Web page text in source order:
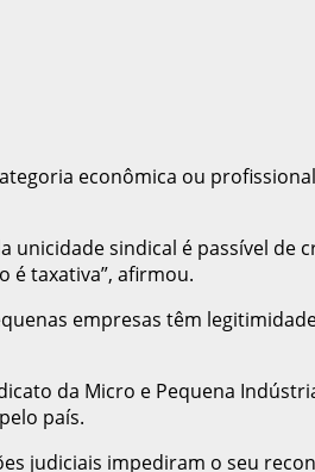
econômica ou
sindical é passível de
é taxativa”, afirmou.
empresas têm
da Micro e Pequena
país.
judiciais impediram o seu